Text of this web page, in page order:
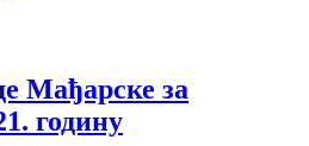
Мађарске за
годину